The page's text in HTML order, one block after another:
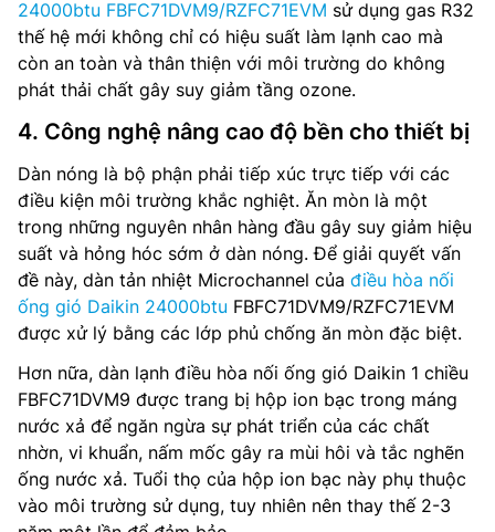
24000btu FBFC71DVM9/RZFC71EVM sử dụng gas R32
thế hệ mới không chỉ có hiệu suất làm lạnh cao mà
còn an toàn và thân thiện với môi trường do không
phát thải chất gây suy giảm tầng ozone.
4. Công nghệ nâng cao độ bền cho thiết bị
Dàn nóng là bộ phận phải tiếp xúc trực tiếp với các
điều kiện môi trường khắc nghiệt. Ăn mòn là một
trong những nguyên nhân hàng đầu gây suy giảm hiệu
suất và hỏng hóc sớm ở dàn nóng. Để giải quyết vấn
đề này, dàn tản nhiệt Microchannel của điều hòa nối
ống gió Daikin 24000btu FBFC71DVM9/RZFC71EVM
được xử lý bằng các lớp phủ chống ăn mòn đặc biệt.
Hơn nữa, dàn lạnh điều hòa nối ống gió Daikin 1 chiều
FBFC71DVM9 được trang bị hộp ion bạc trong máng
nước xả để ngăn ngừa sự phát triển của các chất
nhờn, vi khuẩn, nấm mốc gây ra mùi hôi và tắc nghẽn
ống nước xả. Tuổi thọ của hộp ion bạc này phụ thuộc
vào môi trường sử dụng, tuy nhiên nên thay thế 2-3